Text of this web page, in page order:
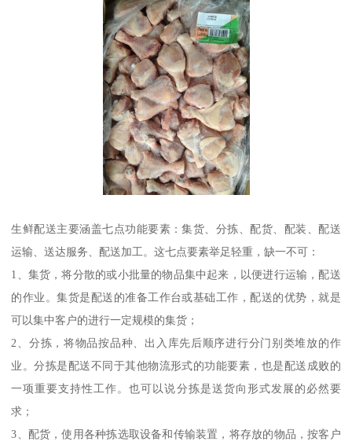
生鲜配送主要涵盖七点功能要素：集货、分拣、配货、配装、配送
运输、送达服务、配送加工。这七点要素举足轻重，缺一不可：
1、集货，将分散的或小批量的物品集中起来，以便进行运输，配送
的作业。集货是配送的准备工作台或基础工作，配送的优势，就是
可以集中客户的进行一定规模的集货；
2、分拣，将物品按品种、出入库先后顺序进行分门别类堆放的作
业。分拣是配送不同于其他物流形式的功能要素，也是配送成败的
一项重要支持性工作。也可以说分拣是送货向形式发展的必然要
求；
3、配货，使用各种拣选取设备和传输装置，将存放的物品，按客户